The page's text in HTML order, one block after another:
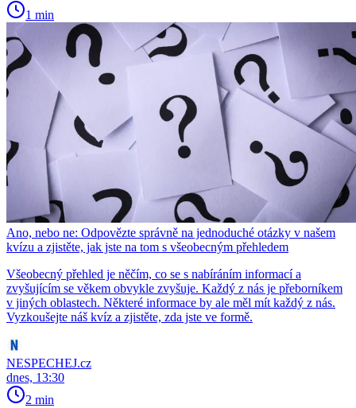
1 min
Ano, nebo ne: Odpovězte správně na jednoduché otázky v našem
kvízu a zjistěte, jak jste na tom s všeobecným přehledem
Všeobecný přehled je něčím, co se s nabíráním informací a
zvyšujícím se věkem obvykle zvyšuje. Každý z nás je přeborníkem
v jiných oblastech. Některé informace by ale měl mít každý z nás.
Vyzkoušejte náš kvíz a zjistěte, zda jste ve formě.
NESPECHEJ.cz
dnes, 13:30
2 min